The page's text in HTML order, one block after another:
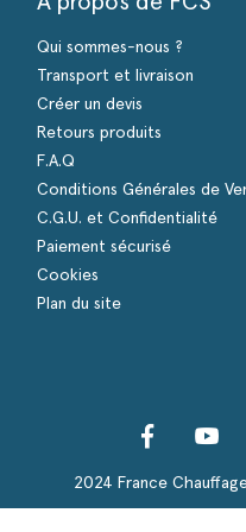
Qui sommes-nous ?
Transport et livraison
Créer un devis
Retours produits
F.A.Q
Conditions Générales de
C.G.U. et Confidentialité
Paiement sécurisé
Cookies
Plan du site
Facebook
2024 France
de confidentialité,